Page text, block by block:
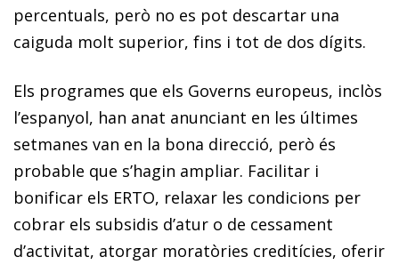
percentuals, però no es pot descartar una
caiguda molt superior, fins i tot de dos dígits.
Els programes que els Governs europeus, inclòs
l’espanyol, han anat anunciant en les últimes
setmanes van en la bona direcció, però és
probable que s’hagin ampliar. Facilitar i
bonificar els ERTO, relaxar les condicions per
cobrar els subsidis d’atur o de cessament
d’activitat, atorgar moratòries creditícies, oferir